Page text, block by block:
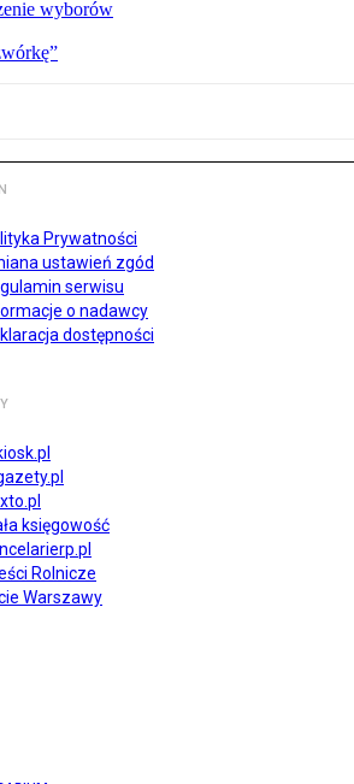
wyborów
Prywatności
ustawień zgód
serwisu
o nadawcy
dostępności
księgowość
Rolnicze
Warszawy